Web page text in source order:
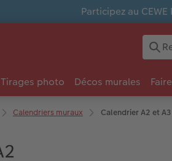
Participez au
Tirages photo Décos murales
Calendriers muraux Calendrier A2 et